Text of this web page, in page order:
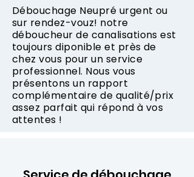
Débouchage Neupré urgent ou
sur rendez-vouz! notre
déboucheur de canalisations est
toujours diponible et près de
chez vous pour un service
professionnel. Nous vous
présentons un rapport
complémentaire de qualité/prix
assez parfait qui répond à vos
attentes !